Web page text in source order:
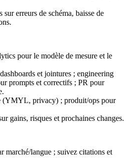
erreurs de schéma, baisse de
pour le modèle de mesure et le
et jointures ; engineering
prompts et correctifs ; PR pour
(YMYL, privacy) ; produit/ops pour
gains, risques et prochaines changes.
marché/langue ; suivez citations et